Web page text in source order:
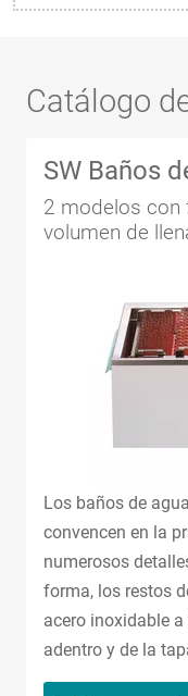
Catálogo
SW Baños
2 modelos con
volumen de
Los baños de
convencen en la
numerosos
forma, los restos
acero inoxidable
adentro y de la